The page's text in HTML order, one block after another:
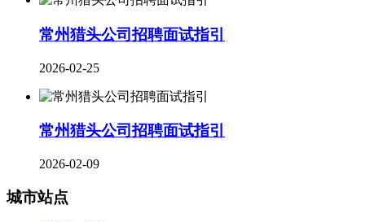
常州猎头公司招聘面试指引
2026-02-25
常州猎头公司招聘面试指引
2026-02-09
城市站点